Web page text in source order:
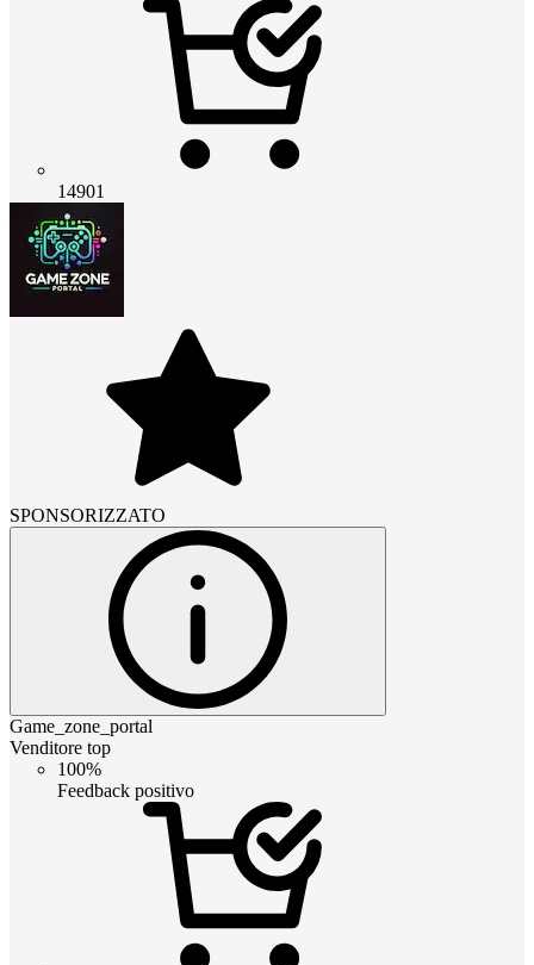
14901
SPONSORIZZATO
Game_zone_portal
Venditore top
100%
Feedback positivo